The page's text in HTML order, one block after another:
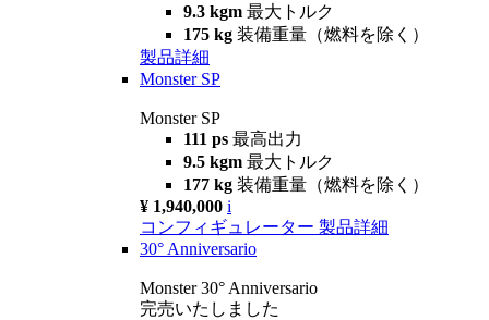
9.3 kgm 最大トルク
175 kg 装備重量（燃料を除く）
製品詳細
Monster SP
Monster SP
111 ps 最高出力
9.5 kgm 最大トルク
177 kg 装備重量（燃料を除く）
¥ 1,940,000 i
コンフィギュレーター 製品詳細
30° Anniversario
Monster 30° Anniversario
完売いたしました